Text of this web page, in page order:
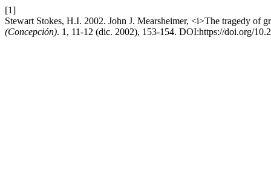
[1]
Stewart Stokes, H.I. 2002. John J. Mearsheimer, <i>The tragedy
(Concepción). 1, 11-12 (dic. 2002), 153-154. DOI:https://doi.org/